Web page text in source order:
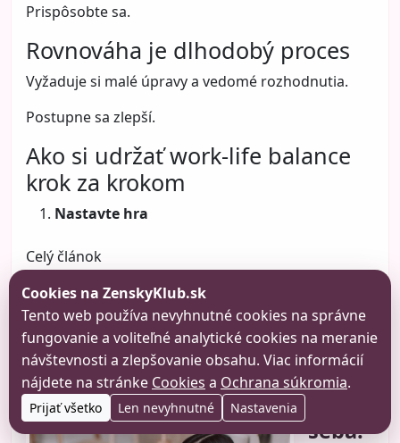
Prispôsobte sa.
Rovnováha je dlhodobý proces
Vyžaduje si malé úpravy a vedomé rozhodnutia.
Postupne sa zlepší.
Ako si udržať work-life balance
krok za krokom
Nastavte hra
Celý článok
Ako si
nájsť
čas
seba:
Cookies na ZenskyKlub.sk
Tento web používa nevyhnutné cookies na správne
fungovanie a voliteľné analytické cookies na meranie
návštevnosti a zlepšovanie obsahu. Viac informácií
nájdete na stránke Cookies a Ochrana súkromia.
Prijať všetko Len nevyhnutné Nastavenia